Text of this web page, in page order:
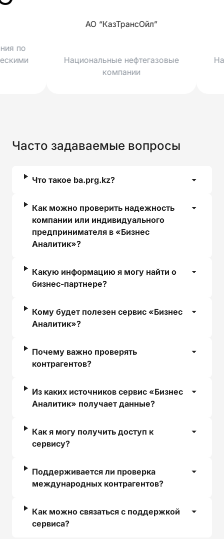
АО “КазТрансОйл”
Национальные нефтегазовые
Часто задаваемые вопросы
Что такое ba.prg.kz?
Как можно проверить надежность
компании или индивидуального
предпринимателя в «Бизнес
Аналитик»?
Какую информацию я могу найти о
бизнес-партнере?
Кому будет полезен сервис «Бизнес
Аналитик»?
Почему важно проверять
контрагентов?
Из каких источников сервис «Бизнес
Аналитик» получает данные?
Как я могу получить доступ к
сервису?
Поддерживается ли проверка
международных контрагентов?
Как можно связаться с поддержкой
сервиса?